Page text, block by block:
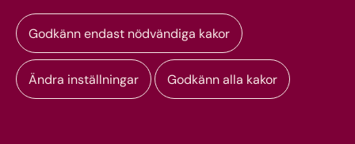
Nyhet
Godkänn endast nödvändiga kakor
Ändra inställningar Godkänn alla kakor